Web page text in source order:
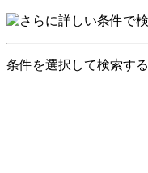
条件を選択して検索する